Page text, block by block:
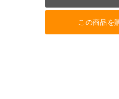
この商品を